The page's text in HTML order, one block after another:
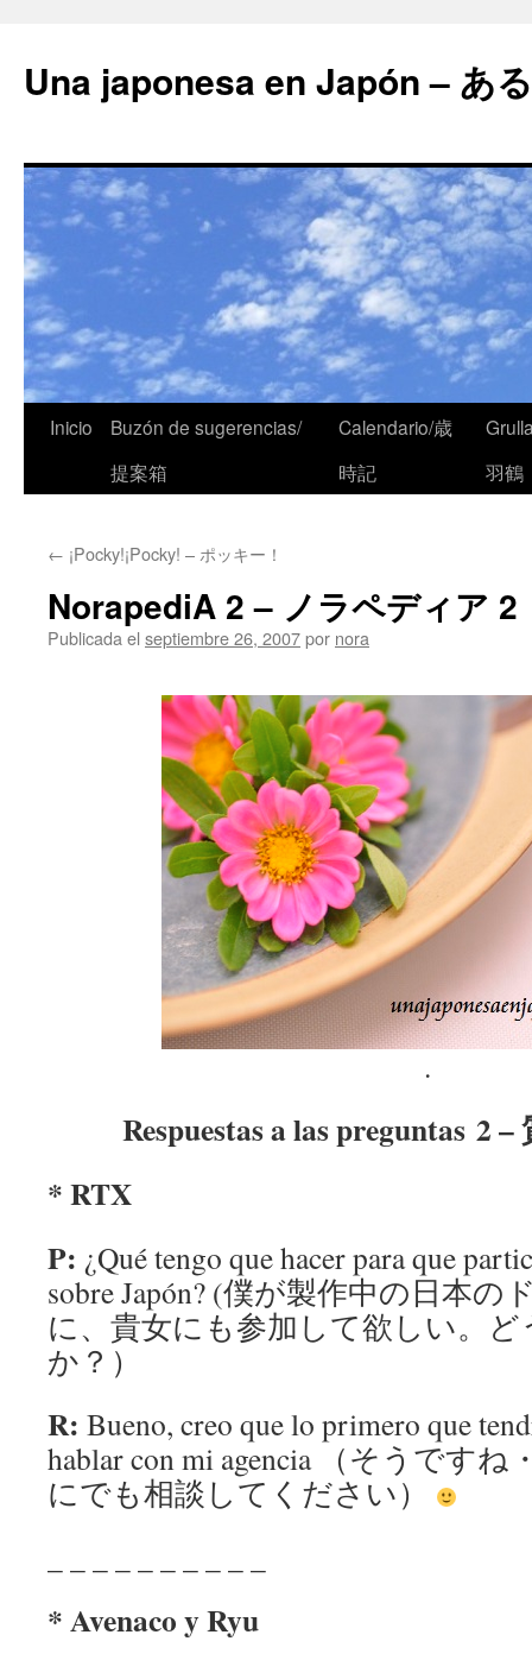
Una japonesa en Japón – あ
Inicio
Buzón de sugerencias/
提案箱
Calendario/歳
時記
羽鶴
← ¡Pocky!¡Pocky! – ポッキー！
NorapediA 2 – ノラペディア 2
Publicada el septiembre 26, 2007por nora
.
Respuestas a las preguntas 2
* RTX
P: ¿Qué tengo que hacer para que
sobre Japón? (僕が製作中の日本
に、貴女にも参加して欲しい。
か？）
R: Bueno, creo que lo primero que
hablar con mi agencia （そうです
にでも相談してください）
* Avenaco y Ryu